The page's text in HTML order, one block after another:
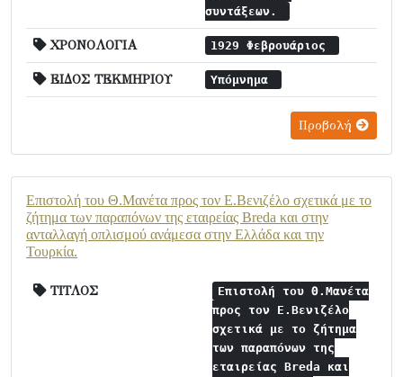
συντάξεων.
ΧΡΟΝΟΛΟΓΙΑ 1929 Φεβρουάριος
ΕΙΔΟΣ ΤΕΚΜΗΡΙΟΥ Υπόμνημα
Προβολή
Επιστολή του Θ.Μανέτα προς τον Ε.Βενιζέλο σχετικά με το
ζήτημα των παραπόνων της εταιρείας Breda και στην
ανταλλαγή οπλισμού ανάμεσα στην Ελλάδα και την
Τουρκία.
ΤΙΤΛΟΣ
Επιστολή του Θ.Μανέτα
προς τον Ε.Βενιζέλο
σχετικά με το ζήτημα
των παραπόνων της
εταιρείας Breda και